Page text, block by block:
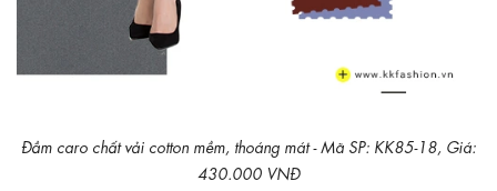
Đầm caro chất vải cotton mềm, thoáng mát - Mã SP: KK85-18, Giá:
430.000 VNĐ